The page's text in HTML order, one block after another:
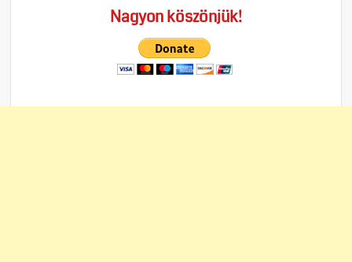
Nagyon köszönjük!